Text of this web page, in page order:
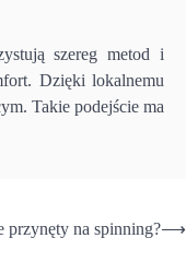
szereg metod i
Dzięki lokalnemu
Takie podejście ma
przynęty na spinning?⟶